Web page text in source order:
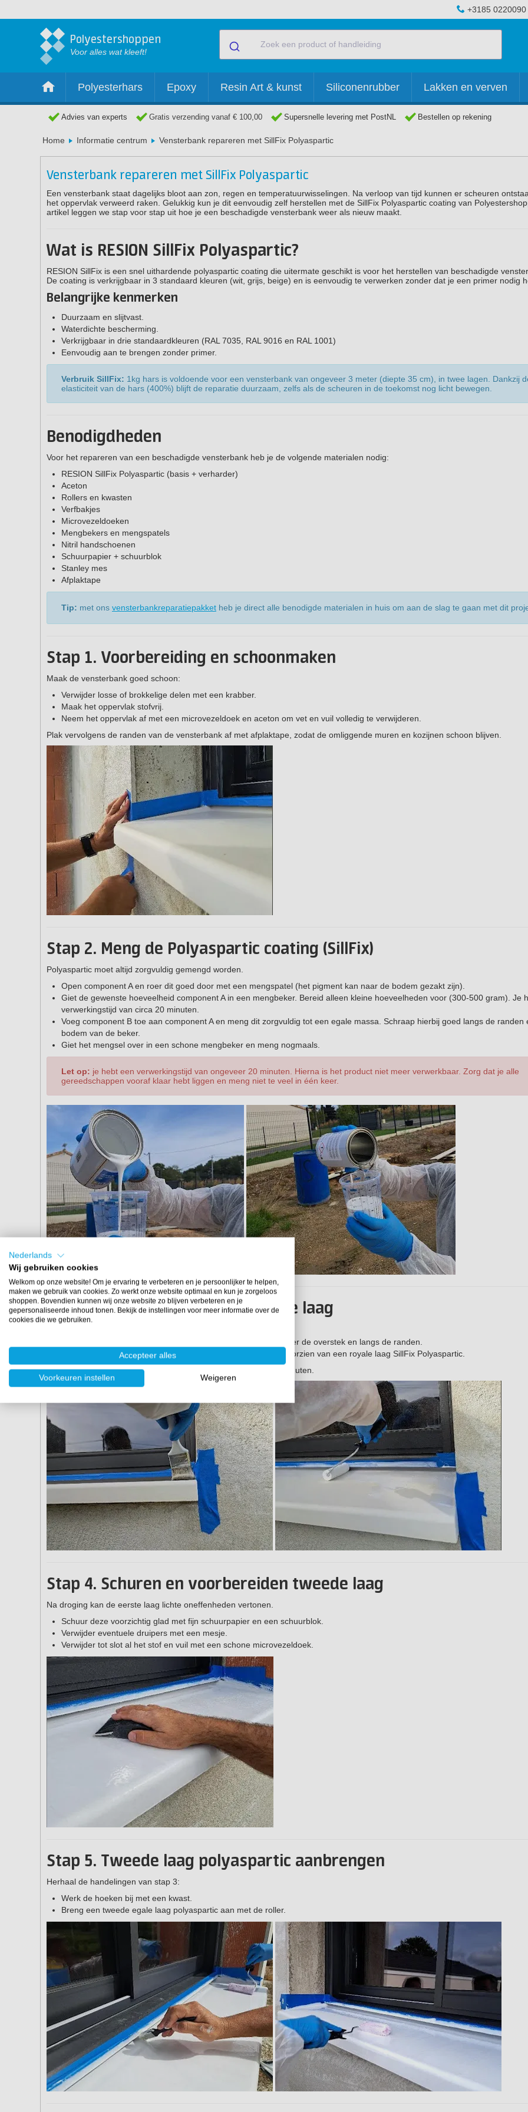
+3185 0220090
Polyestershoppen
Voor alles wat kleeft!
Polyesterhars Epoxy Resin Art & kunst Siliconenrubber Lakken en verven
Advies van experts Gratis verzending vanaf € 100,00 Supersnelle levering met PostNL Bestellen op rekening
Home Informatie centrum Vensterbank repareren met SillFix Polyaspartic
Vensterbank repareren met SillFix Polyaspartic
Een vensterbank staat dagelijks bloot aan zon, regen en temperatuurwisselingen. Na verloop van tijd kunnen er scheuren
het oppervlak verweerd raken. Gelukkig kun je dit eenvoudig zelf herstellen met de SillFix Polyaspartic coating van
artikel leggen we stap voor stap uit hoe je een beschadigde vensterbank weer als nieuw maakt.
Wat is RESION SillFix Polyaspartic?
RESION SillFix is een snel uithardende polyaspartic coating die uitermate geschikt is voor het herstellen van beschadigde
De coating is verkrijgbaar in 3 standaard kleuren (wit, grijs, beige) en is eenvoudig te verwerken zonder dat je een primer nodig
Belangrijke kenmerken
Duurzaam en slijtvast.
Waterdichte bescherming.
Verkrijgbaar in drie standaardkleuren (RAL 7035, RAL 9016 en RAL 1001)
Eenvoudig aan te brengen zonder primer.
Verbruik SillFix: 1kg hars is voldoende voor een vensterbank van ongeveer 3 meter (diepte 35 cm), in twee lagen. Dankzij
elasticiteit van de hars (400%) blijft de reparatie duurzaam, zelfs als de scheuren in de toekomst nog licht bewegen.
Benodigdheden
Voor het repareren van een beschadigde vensterbank heb je de volgende materialen nodig:
RESION SillFix Polyaspartic (basis + verharder)
Aceton
Rollers en kwasten
Verfbakjes
Microvezeldoeken
Mengbekers en mengspatels
Nitril handschoenen
Schuurpapier + schuurblok
Stanley mes
Afplaktape
Tip: met ons vensterbankreparatiepakket heb je direct alle benodigde materialen in huis om aan de slag te gaan met dit
Stap 1. Voorbereiding en schoonmaken
Maak de vensterbank goed schoon:
Verwijder losse of brokkelige delen met een krabber.
Maak het oppervlak stofvrij.
Neem het oppervlak af met een microvezeldoek en aceton om vet en vuil volledig te verwijderen.
Plak vervolgens de randen van de vensterbank af met afplaktape, zodat de omliggende muren en kozijnen schoon blijven.
Stap 2. Meng de Polyaspartic coating (SillFix)
Polyaspartic moet altijd zorgvuldig gemengd worden.
Open component A en roer dit goed door met een mengspatel (het pigment kan naar de bodem gezakt zijn).
Giet de gewenste hoeveelheid component A in een mengbeker. Bereid alleen kleine hoeveelheden voor (300-500 gram). Je
verwerkingstijd van circa 20 minuten.
Voeg component B toe aan component A en meng dit zorgvuldig tot een egale massa. Schraap hierbij goed langs de randen
bodem van de beker.
Giet het mengsel over in een schone mengbeker en meng nogmaals.
Let op: je hebt een verwerkingstijd van ongeveer 20 minuten. Hierna is het product niet meer verwerkbaar. Zorg dat je alle
gereedschappen vooraf klaar hebt liggen en meng niet te veel in één keer.
Stap 3. Aanbrengen van de eerste laag
Breng de coating eerst met een kwast aan op de hoeken, onder de overstek en langs de randen.
Gebruik daarna de roller om de rest van de vensterbank te voorzien van een royale laag SillFix Polyaspartic.
Laat de eerste laag goed uitharden; bij 20°C duurt dit circa 60 minuten.
Stap 4. Schuren en voorbereiden tweede laag
Na droging kan de eerste laag lichte oneffenheden vertonen.
Schuur deze voorzichtig glad met fijn schuurpapier en een schuurblok.
Verwijder eventuele druipers met een mesje.
Verwijder tot slot al het stof en vuil met een schone microvezeldoek.
Stap 5. Tweede laag polyaspartic aanbrengen
Herhaal de handelingen van stap 3:
Werk de hoeken bij met een kwast.
Breng een tweede egale laag polyaspartic aan met de roller.
Nederlands
Wij gebruiken cookies
Welkom op onze website! Om je ervaring te verbeteren en je persoonlijker te helpen,
maken we gebruik van cookies. Zo werkt onze website optimaal en kun je zorgeloos
shoppen. Bovendien kunnen wij onze website zo blijven verbeteren en je
gepersonaliseerde inhoud tonen. Bekijk de instellingen voor meer informatie over de
cookies die we gebruiken.
Accepteer alles
Voorkeuren instellen Weigeren